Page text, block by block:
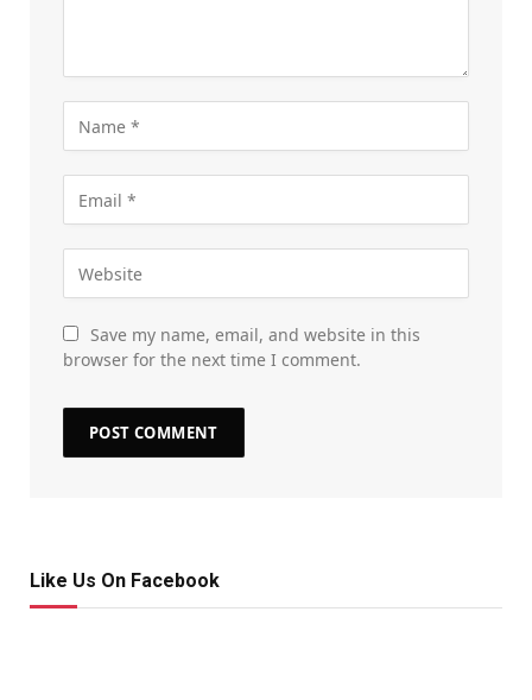
Save my name, email, and website in this
browser for the next time I comment.
Like Us On Facebook